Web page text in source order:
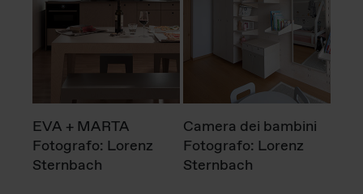
EVA + MARTA
Fotografo: Lorenz
Sternbach
Camera dei bambini
Fotografo: Lorenz
Sternbach